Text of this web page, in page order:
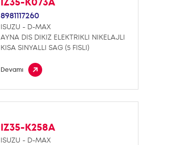
8981117260
ISUZU - D-MAX
AYNA DIS DIKIZ ELEKTRIKLI NIKELAJLI
KISA SINYALLI SAG (5 FISLI)
Devamı
IZ35-K258A
ISUZU - D-MAX